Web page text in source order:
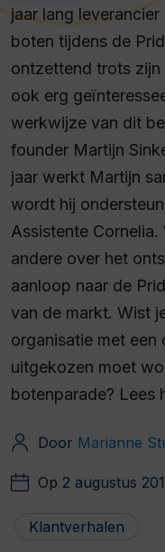
jaar lang
boten tijdens de
ontzettend trots
ook erg
werkwijze van dit
founder Martijn
jaar werkt Martijn
wordt hij
Assistente
andere over het
aanloop naar de
van de markt. Wist
organisatie met een
uitgekozen moet
botenparade? Lees
Door Marianne
Op 2 augustus
Klantverhalen